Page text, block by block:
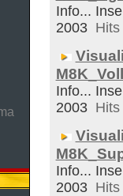
Info...
2003
Info...
2003
Info...
2003